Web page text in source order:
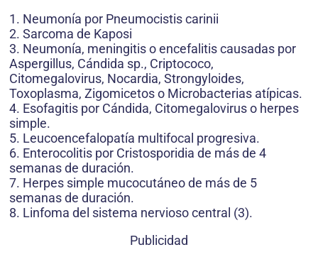
1. Neumonía por Pneumocistis carinii
2. Sarcoma de Kaposi
3. Neumonía, meningitis o encefalitis causadas por
Aspergillus, Cándida sp., Criptococo,
Citomegalovirus, Nocardia, Strongyloides,
Toxoplasma, Zigomicetos o Microbacterias atípicas.
4. Esofagitis por Cándida, Citomegalovirus o herpes
simple.
5. Leucoencefalopatía multifocal progresiva.
6. Enterocolitis por Cristosporidia de más de 4
semanas de duración.
7. Herpes simple mucocutáneo de más de 5
semanas de duración.
8. Linfoma del sistema nervioso central (3).
Publicidad